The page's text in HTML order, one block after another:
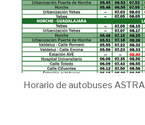
Horario de autobuses ASTRA